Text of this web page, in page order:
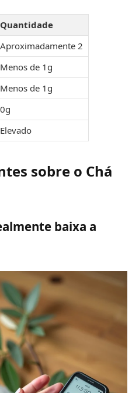
Quantidade
Aproximadamente 2
Menos de 1g
Menos de 1g
0g
Elevado
sobre o Chá
baixa a